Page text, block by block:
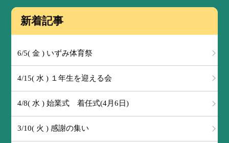
新着記事
6/5( 金 ) いずみ体育祭
4/15( 水 ) １年生を迎える会
4/8( 水 ) 始業式 着任式(4月6日)
3/10( 火 ) 感謝の集い